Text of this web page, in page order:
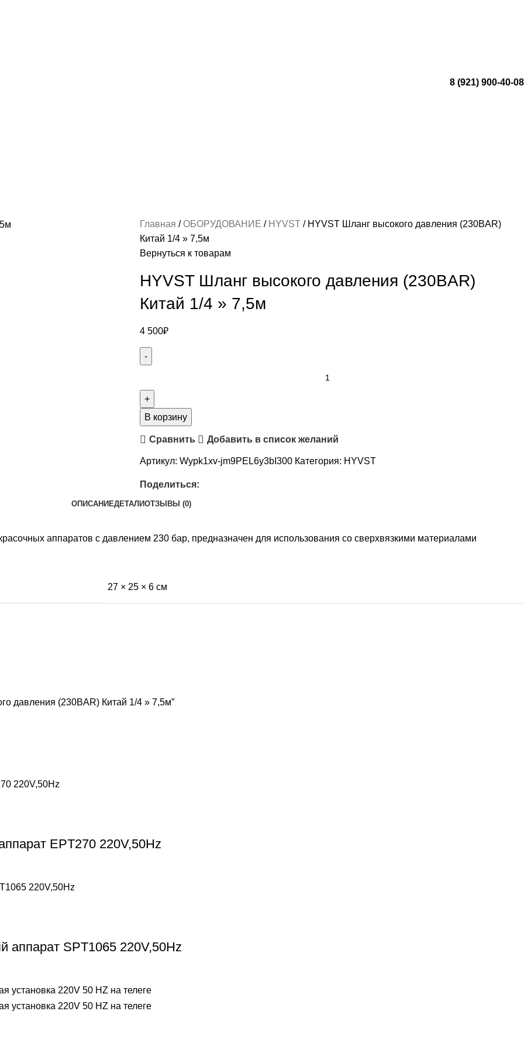
8 (921) 900-40-08
Главная ОБОРУДОВАНИЕ HYVST
HYVST Шланг высокого давления (230BAR)
Китай 1/4 » 7,5м
Вернуться к товарам
HYVST Шланг высокого давления (230BAR)
Китай 1/4 » 7,5м
4 500₽
В корзину
Сравнить Добавить в список желаний
Артикул: Wypk1xv-jm9PEL6y3bI300 Категория: HYVST
Поделиться:
ОПИСАНИЕДЕТАЛИОТЗЫВЫ (0)
аппаратов с давлением 230 бар, предназначен для использования со сверхвязкими материалами
27 × 25 × 6 см
давления (230BAR) Китай 1/4 » 7,5м”
EPT270 220V,50Hz
аппарат SPT1065 220V,50Hz